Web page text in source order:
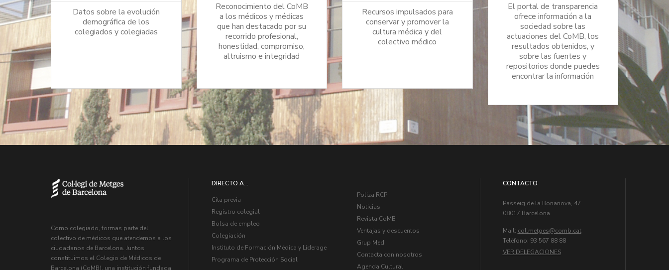
Datos sobre la evolución
demográfica de los
colegiados y colegiadas
Reconocimiento del CoMB
a los médicos y médicas
que han destacado por su
recorrido profesional,
honestidad, compromiso,
altruismo e integridad
Recursos impulsados para
conservar y promover la
cultura médica y del
colectivo médico
El portal de transparencia
ofrece información a la
sociedad sobre las
actuaciones del CoMB, los
resultados obtenidos, y
sobre las fuentes y
repositorios donde puedes
encontrar la información
Como colegiado, formas parte del
colectivo de médicos que atendemos a los
ciudadanos de Barcelona. Juntos
constituimos el Colegio de Médicos de
Barcelona (CoMB), una institución fundada
DIRECTO A...
Cita previa
Registro colegial
Bolsa de empleo
Colegiación
Instituto de Formación Médica y Liderage
Programa de Protección Social
Poliza RCP
Noticias
Revista CoMB
Ventajas y descuentos
Grup Med
Contacta con nosotros
Agenda Cultural
CONTACTO
Passeig de la Bonanova, 47
08017 Barcelona
Mail: col.metges
Telèfono: 93 567 88 88
VER DELEGACIONES